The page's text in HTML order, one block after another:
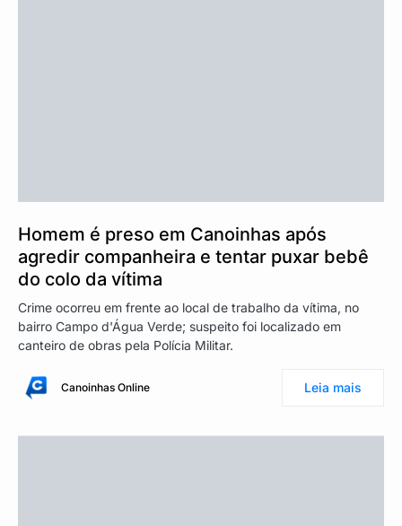
Homem é preso em Canoinhas após
agredir companheira e tentar puxar bebê
do colo da vítima
Crime ocorreu em frente ao local de trabalho da vítima, no
bairro Campo d'Água Verde; suspeito foi localizado em
canteiro de obras pela Polícia Militar.
Canoinhas Online Leia mais